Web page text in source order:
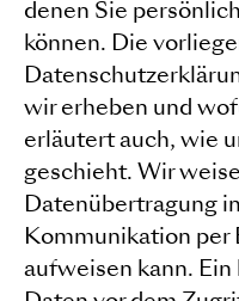
denen Sie
können. Die
wir erheben und
erläutert auch, wie
geschieht. Wir
Datenübertragung
Kommunikation per
aufweisen kann.